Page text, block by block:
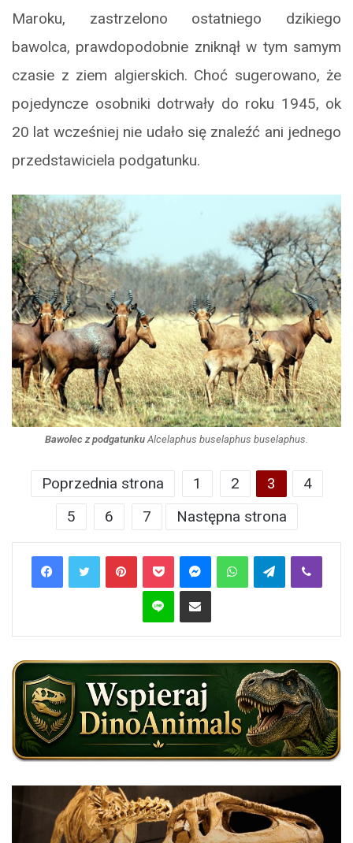
Maroku, zastrzelono ostatniego dzikiego
bawolca, prawdopodobnie zniknął w tym samym
czasie z ziem algierskich. Choć sugerowano, że
pojedyncze osobniki dotrwały do roku 1945, ok
20 lat wcześniej nie udało się znaleźć ani jednego
przedstawiciela podgatunku.
Bawolec z podgatunkuAlcelaphus buselaphus buselaphus.
Poprzednia strona 1 2 3
4
5
6 7 Następna strona
PinterestPocket MessengerWhatsAppTelegramViber
Line Share via Email